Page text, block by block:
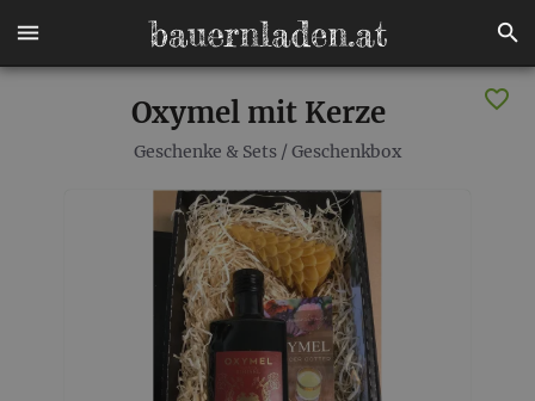
Oxymel mit Kerze
Geschenke & Sets / Geschenkbox